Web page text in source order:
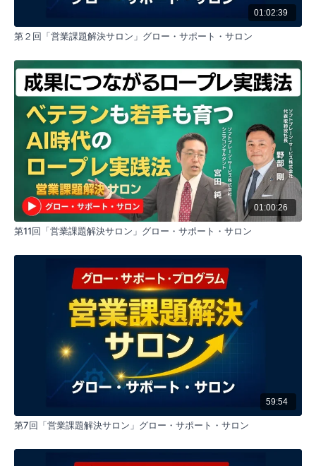
営業の型のブラッシュアップ継続
旗振り役の設置、常時蓄積の仕組み化、期限を決めた
バージョンアップが重要。目的と成功イメージを明確
織として継続的な改善サイクルを構築できる。
ロープレ習慣化の実践方法
明確な目的設定から始め、スケジューリング、実施報
告、型に基づくフィードバック、サンドイッチ法での
指導、成果の可視化が必要。感覚的な指導ではなく、
科学的アプローチで人の感情面も含めて効果的に運営
する。
既存顧客のファン化戦略
ファン化の定義を明確にし、リピート、アップセル、
クロスセル、紹介の4つを証拠として設定。顧客保有取
り表を活用し、どの商材で取引拡大を図るかを具体的
に戦略立てすることで関係性深化を実現する。
科学的営業手法の重要性
た指導や、データに基づく改善により、属人的でない
再現可能な営業手法を構築できる。
グロー・サポート・プログラムの活用
動画サービス、オンラインコミュニティ、月次サロ
ン、個別ミーティングなどを通じて継続的な学びと実
践をサポート。最安月額1万円から利用可能で、異業種
交流と個別指導を組み合わせた実践的な成長支援を提
供する。
営業の型のブラッシュアップとロープレ習慣化の科学的手法
01:02:39
第２回「営業課題解決サロン」グロー・サポート・サロン
01:00:26
第11回「営業課題解決サロン」グロー・サポート・サロン
59:54
第7回「営業課題解決サロン」グロー・サポート・サロン